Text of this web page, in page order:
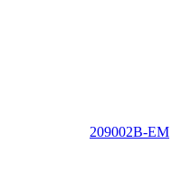
209002B-EM